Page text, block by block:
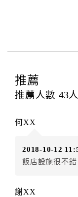
甲方訂房應告
本契約之房價經
金及服務費），
第四條（入住、退
甲、乙雙方同
式。
乙方接受甲方訂
推薦
推薦人數 43人
何XX
2018-10-12
飯店設施很不錯
謝XX